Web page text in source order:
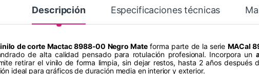
Descripción Especificaciones técnicas
de corte Mactac 8988-00 Negro Mateforma parte de la serie MACal
de alta calidad pensado para rotulación profesional. Incorpora un
retirar el vinilo de forma limpia, sin dejar restos, hasta 2 años después
ideal para gráficos de duración media en interior y exterior.